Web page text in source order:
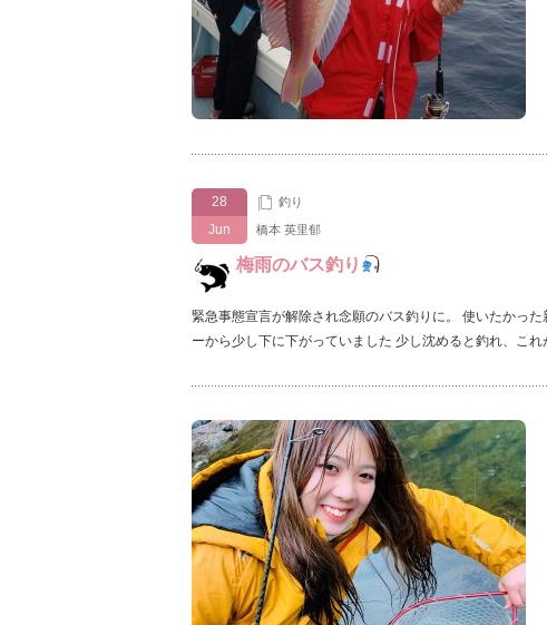
28
Jun
釣り
橋本 英里郁
梅雨のバス釣り
緊急事態宣言が解除され念願のバス釣りに。 使いたかっ
ーから少し下に下がっていました 少し沈めると釣れ、これ